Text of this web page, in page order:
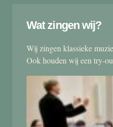
Wat zingen wij?
Wij zingen klassieke
Ook houden wij een try-